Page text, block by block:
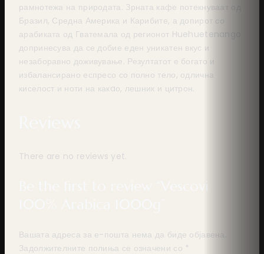
рамнотежа на природата. Зрната кафе потекнуваат од
Бразил, Средна Америка и Карибите, а допирот со
арабиката од Гватемала од регионот Huehuetenango
допринесува да се добие еден уникатен вкус и
незаборавно доживување. Резултатот е богато и
избалансирано еспресо со полно тело, одлична
киселост и ноти на какaо, лешник и цитрон.
There are no reviews yet.
Вашата адреса за е-пошта нема да биде објавена.
Задолжителните полиња се означени со *